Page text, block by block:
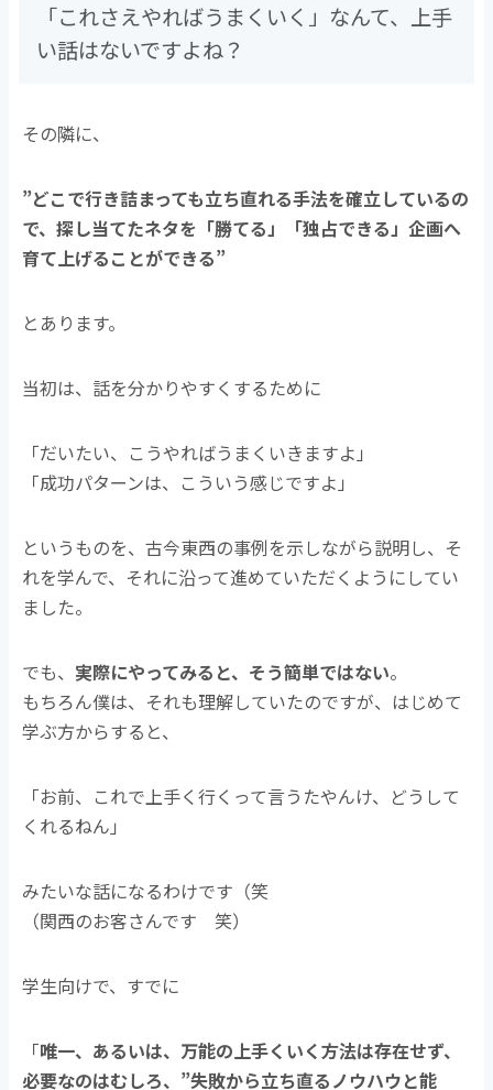
「これさえやればうまくいく」なんて、上手
い話はないですよね？
その隣に、
”どこで行き詰まっても立ち直れる手法を確立しているの
で、探し当てたネタを「勝てる」「独占できる」企画へ
育て上げることができる”
とあります。
当初は、話を分かりやすくするために
「だいたい、こうやればうまくいきますよ」
「成功パターンは、こういう感じですよ」
というものを、古今東西の事例を示しながら説明し、そ
れを学んで、それに沿って進めていただくようにしてい
ました。
でも、 実際にやってみると、そう簡単ではない。
もちろん僕は、それも理解していたのですが、はじめて
学ぶ方からすると、
「お前、これで上手く行くって言うたやんけ、どうして
くれるねん」
みたいな話になるわけです（笑
（関西のお客さんです 笑）
学生向けで、すでに
「唯一、あるいは、万能の上手くいく方法は存在せず、
必要なのはむしろ、”失敗から立ち直るノウハウと能